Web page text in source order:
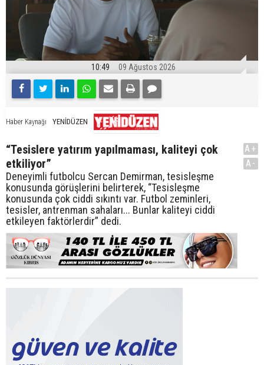
10:49 09 Ağustos 2026
Haber Kaynağı YENİDÜZEN
“Tesislere yatırım yapılmaması, kaliteyi çok
etkiliyor”
Deneyimli futbolcu Sercan Demirman, tesisleşme
konusunda görüşlerini belirterek, “Tesisleşme
konusunda çok ciddi sıkıntı var. Futbol zeminleri,
tesisler, antrenman sahaları... Bunlar kaliteyi ciddi
etkileyen faktörlerdir” dedi.
A+
A-